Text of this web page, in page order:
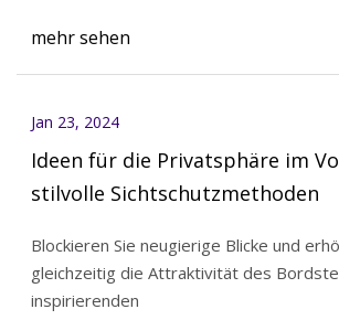
mehr sehen
Jan 23, 2024
Ideen für die Privatsphäre im
stilvolle Sichtschutzmethoden
Blockieren Sie neugierige Blicke und
gleichzeitig die Attraktivität des
inspirierenden